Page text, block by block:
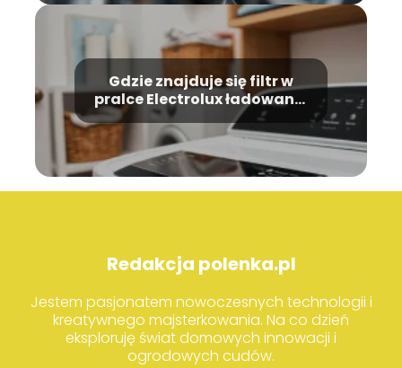
Gdzie znajduje się filtr w
pralce Electrolux ładowanej
od góry?
Redakcja polenka.pl
Jestem pasjonatem nowoczesnych technologii i
kreatywnego majsterkowania. Na co dzień
eksploruję świat domowych innowacji i
ogrodowych cudów.